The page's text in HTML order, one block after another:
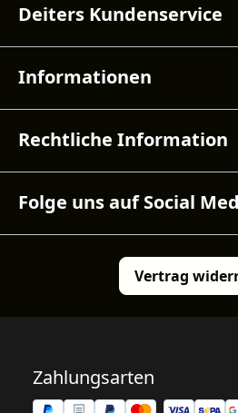
Deiters Kundenservice
Informationen
Rechtliche Information
Folge uns auf Social
Vertrag
Zahlungsarten